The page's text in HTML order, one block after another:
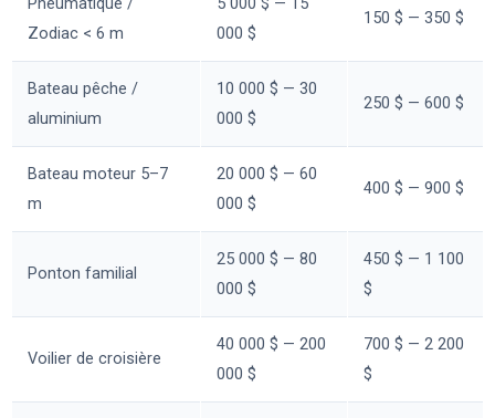
Zodiac < 6 m
000 $
150 $ — 350 $
Bateau pêche /
aluminium
10 000 $ — 30
000 $
250 $ — 600 $
Bateau moteur 5–7
m
20 000 $ — 60
000 $
400 $ — 900 $
Ponton familial
25 000 $ — 80
000 $
450 $ — 1 100
$
Voilier de croisière
40 000 $ — 200
000 $
700 $ — 2 200
$